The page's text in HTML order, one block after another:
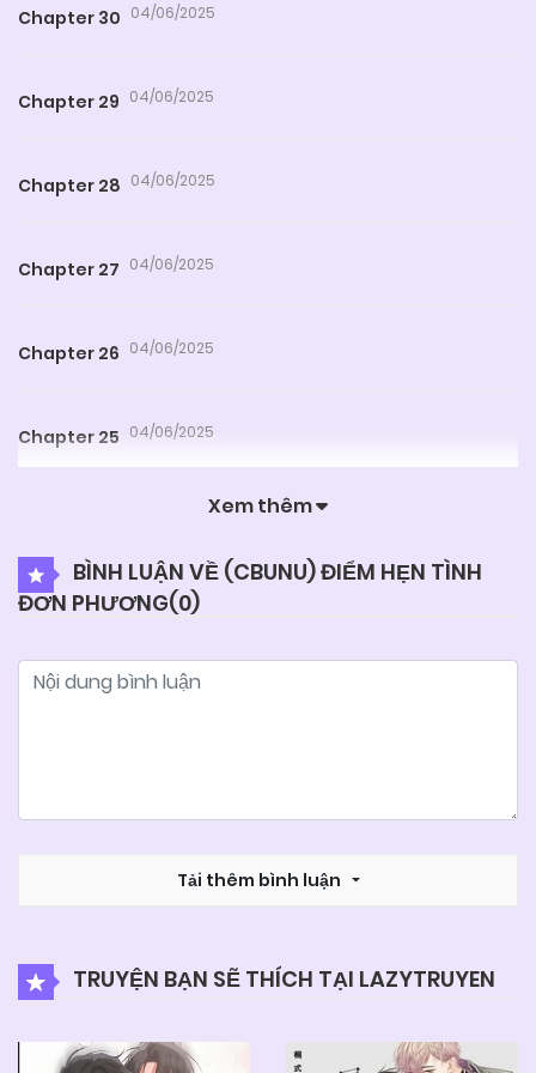
Chapter 30 04/06/2025
Chapter 29 04/06/2025
Chapter 28 04/06/2025
Chapter 27 04/06/2025
Chapter 26 04/06/2025
Chapter 25 04/06/2025
04/06/2025
Chapter 23 04/06/2025
Chapter 22 04/06/2025
Xem thêm
BÌNH LUẬN VỀ (CBUNU) ĐIỂM HẸN TÌNH
ĐƠN PHƯƠNG(0)
Tải thêm bình luận
TRUYỆN BẠN SẼ THÍCH TẠI LAZYTRUYEN